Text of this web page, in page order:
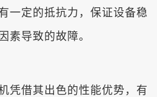
一定的抵抗力，保证设备稳
素导致的故障。
凭借其出色的性能优势，有